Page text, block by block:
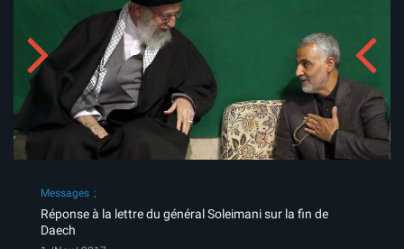
Messages
Réponse à la lettre du général Soleimani sur la fin de
Daech